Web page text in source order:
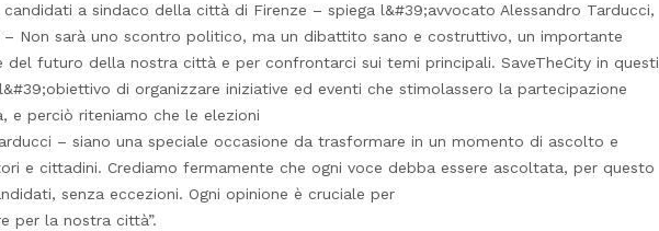
a sindaco della città di Firenze – spiega l&#39;avvocato Alessandro Tarducci,
– Non sarà uno scontro politico, ma un dibattito sano e costruttivo, un importante
del futuro della nostra città e per confrontarci sui temi principali. SaveTheCity in questi
di organizzare iniziative ed eventi che stimolassero la partecipazione
e perciò riteniamo che le elezioni
– siano una speciale occasione da trasformare in un momento di ascolto e
e cittadini. Crediamo fermamente che ogni voce debba essere ascoltata, per questo
senza eccezioni. Ogni opinione è cruciale per
per la nostra città”.